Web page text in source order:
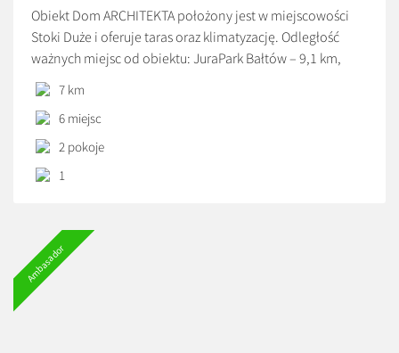
Obiekt Dom ARCHITEKTA położony jest w miejscowości
Stoki Duże i oferuje taras oraz klimatyzację. Odległość
ważnych miejsc od obiektu: JuraPark Bałtów – 9,1 km,
Kolegiata św. Marcina w Opatowie – 26 km. Obiekt
zapewnia ogród oraz bezpłatny prywatny parking. W
okolicy w odległości 47 km znajduje się Dom Długosza.
7 km
6 miejsc
2 pokoje
1
Ambasador